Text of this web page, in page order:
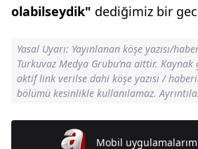
olabilseydik" dediğimiz bir
Yasal Uyarı: Yayınlanan köşe yazısı/
Turkuvaz Medya Grubu’na aittir.
aktif link verilse dahi köşe yazısı /
bölümü kesinlikle kullanılamaz.
Mobil